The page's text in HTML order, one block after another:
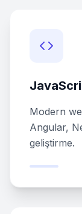
Modern
Angular,
geliştirme.